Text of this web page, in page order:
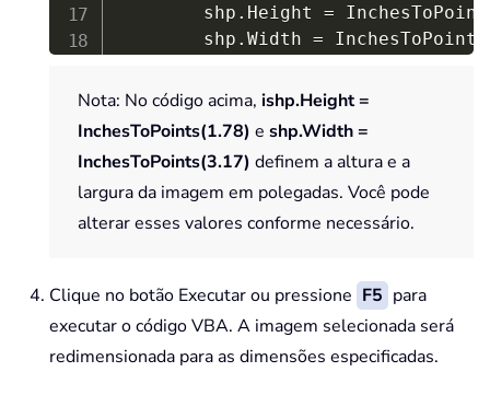
        shp
. Height =
        shp
. Width = InchesToPoints
End
If
Nota: No código acima, ishp.Height =
InchesToPoints(1.78) e shp.Width =
InchesToPoints(3.17) definem a altura e a
largura da imagem em polegadas. Você pode
alterar esses valores conforme necessário.
Clique no botão Executar ou pressione F5 para
executar o código VBA. A imagem selecionada será
redimensionada para as dimensões especificadas.